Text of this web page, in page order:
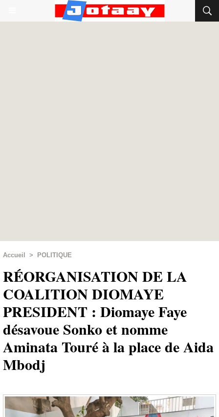
Accueil > POLITIQUE
RÉORGANISATION DE LA
COALITION DIOMAYE
PRESIDENT : Diomaye Faye
désavoue Sonko et nomme
Aminata Touré à la place de Aida
Mbodj